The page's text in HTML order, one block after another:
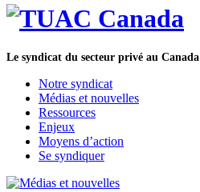
Le syndicat du secteur privé au Canada
Notre syndicat
Médias et nouvelles
Ressources
Enjeux
Moyens d’action
Se syndiquer